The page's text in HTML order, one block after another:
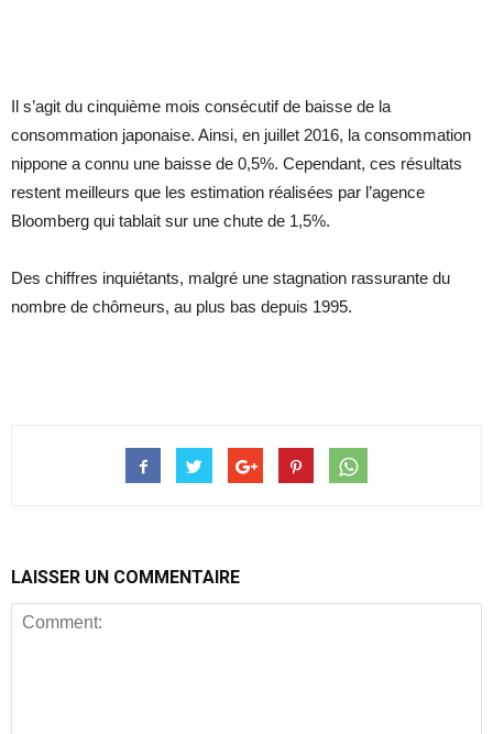
Il s’agit du cinquième mois consécutif de baisse de la
consommation japonaise. Ainsi, en juillet 2016, la consommation
nippone a connu une baisse de 0,5%. Cependant, ces résultats
restent meilleurs que les estimation réalisées par l’agence
Bloomberg qui tablait sur une chute de 1,5%.
Des chiffres inquiétants, malgré une stagnation rassurante du
nombre de chômeurs, au plus bas depuis 1995.
LAISSER UN COMMENTAIRE